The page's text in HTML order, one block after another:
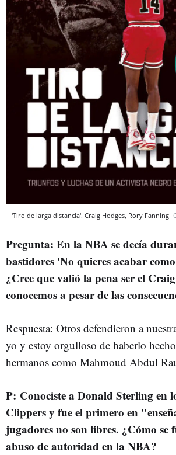
'Tiro de larga distancia'. Craig Hodges, Rory Fanning
Pregunta: En la NBA se decía
bastidores 'No quieres acabar
¿Cree que valió la pena ser el
conocemos a pesar de las
Respuesta: Otros defendieron a
yo y estoy orgulloso de haberlo
hermanos como Mahmoud Abdul
P: Conociste a Donald Sterling en
Clippers y fue el primero en
jugadores no son libres. ¿Cómo se
abuso de autoridad en la NBA?